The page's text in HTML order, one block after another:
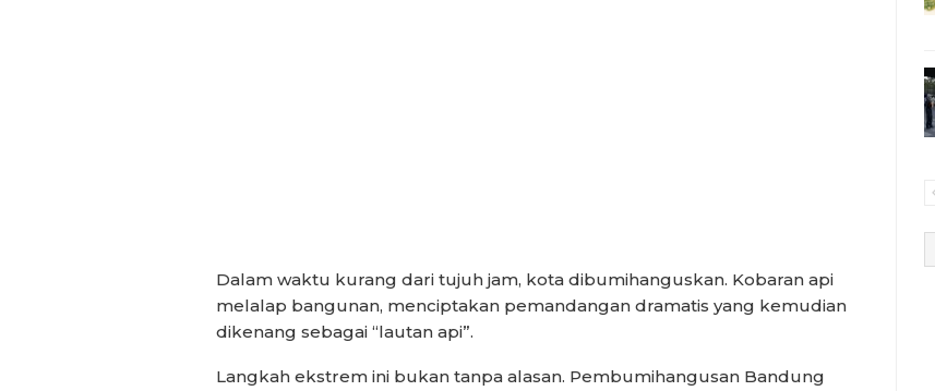
Dalam waktu kurang dari tujuh jam, kota dibumihanguskan. Kobaran api
melalap bangunan, menciptakan pemandangan dramatis yang kemudian
dikenang sebagai “lautan api”.
Langkah ekstrem ini bukan tanpa alasan. Pembumihangusan Bandung